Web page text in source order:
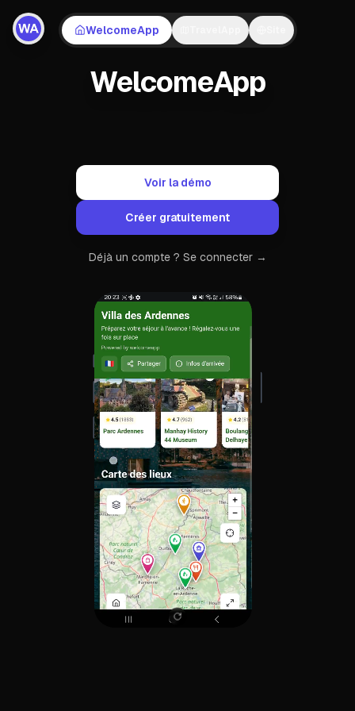
L'environnement complet pour gérer vos locations :
WelcomeApp
WelcomeApp
Voir la démo
Créer gratuitement
Déjà un compte ? Se connecter →